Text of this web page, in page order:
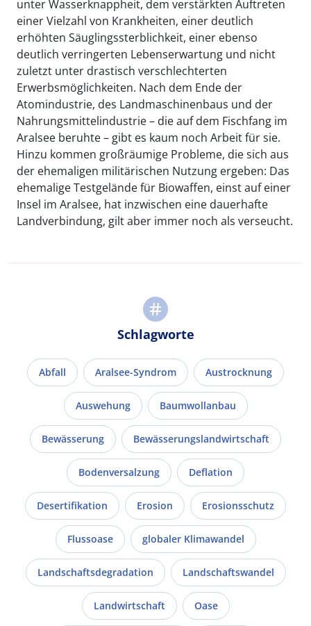
unter Wasserknappheit, dem verstärkten Auftreten
einer Vielzahl von Krankheiten, einer deutlich
erhöhten Säuglingssterblichkeit, einer ebenso
deutlich verringerten Lebenserwartung und nicht
zuletzt unter drastisch verschlechterten
Erwerbsmöglichkeiten. Nach dem Ende der
Atomindustrie, des Landmaschinenbaus und der
Nahrungsmittelindustrie – die auf dem Fischfang im
Aralsee beruhte – gibt es kaum noch Arbeit für sie.
Hinzu kommen großräumige Probleme, die sich aus
der ehemaligen militärischen Nutzung ergeben: Das
ehemalige Testgelände für Biowaffen, einst auf einer
Insel im Aralsee, hat inzwischen eine dauerhafte
Landverbindung, gilt aber immer noch als verseucht.
Schlagworte
Abfall Aralsee-Syndrom Austrocknung
Auswehung Baumwollanbau
Bewässerung Bewässerungslandwirtschaft
Bodenversalzung Deflation
Desertifikation Erosion Erosionsschutz
Flussoase globaler Klimawandel
Landschaftsdegradation Landschaftswandel
Landwirtschaft Oase